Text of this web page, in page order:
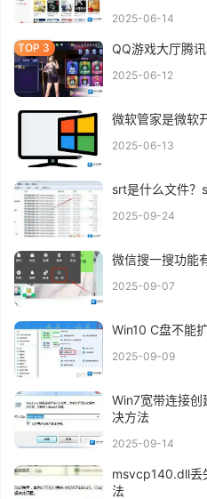
2025-06-14
QQ游戏大厅腾
2025-06-12
微软管家是微软
2025-06-13
srt是什么文件？
2025-09-24
微信搜一搜功能
2025-09-07
Win10 C盘不能
2025-09-09
Win7宽带连接
决方法
2025-09-14
msvcp140.dll丢
法